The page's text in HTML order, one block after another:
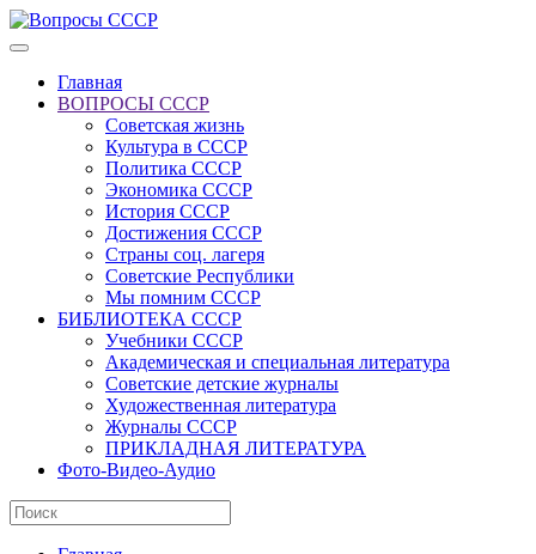
Главная
ВОПРОСЫ СССР
Советская жизнь
Культура в СССР
Политика СССР
Экономика СССР
История СССР
Достижения СССР
Страны соц. лагеря
Советские Республики
Мы помним СССР
БИБЛИОТЕКА СССР
Учебники СССР
Академическая и специальная литература
Советские детские журналы
Художественная литература
Журналы СССР
ПРИКЛАДНАЯ ЛИТЕРАТУРА
Фото-Видео-Аудио